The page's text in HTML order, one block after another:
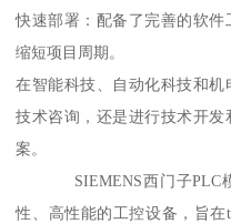
快速部署：配备了完善的软件
缩短项目周期。
在智能科技、自动化科技和
技术咨询，还是进行技术开
案。
SIEMENS西门子PLC模
性、高性能的工控设备，旨在